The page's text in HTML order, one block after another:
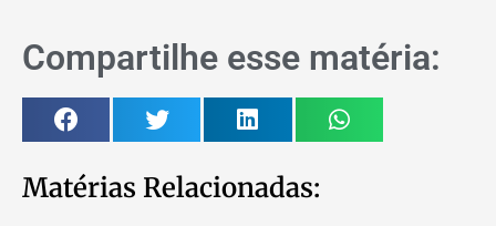
Compartilhe esse matéria:
Matérias Relacionadas: